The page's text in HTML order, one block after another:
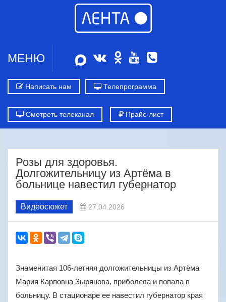
МЕНЮ
Написать нам Телепрограмма
Смотреть телеканал Прайс-лист
Розы для здоровья.
Долгожительницу из Артёма в
больнице навестил губернатор
Видеосюжет 27.04.2026
Знаменитая 106-летняя долгожительницы из Артёма
Мария Карповна Зырянова, приболела и попала в
больницу. В стационаре ее навестил губернатор края